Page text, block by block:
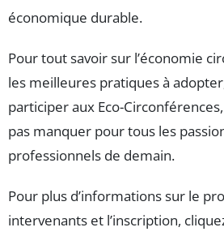
économique durable.
Pour tout savoir sur l’économie
les meilleures pratiques à
participer aux Eco-
pas manquer pour tous les
professionnels de demain.
Pour plus d’informations sur le
intervenants et l’inscription,